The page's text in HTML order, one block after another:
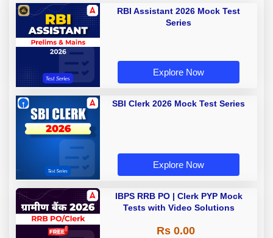
RBI Assistant 2026 Mock Test
Series
Explore Now
SBI Clerk 2026 Mock Test Series
Explore Now
IBPS RRB PO | Clerk PYP Mock
Tests with Video Solutions
Rs 0.00